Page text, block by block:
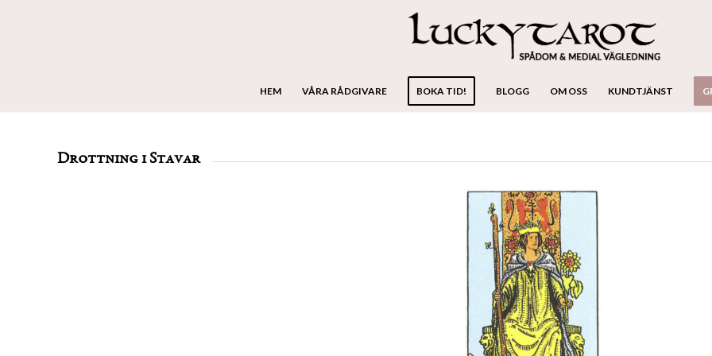
HEM VÅRA RÅDGIVARE BOKA TID! BLOGG OM OSS KUNDTJÄNST
Drottning i Stavar